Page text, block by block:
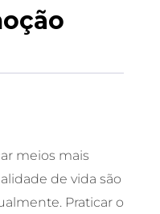
meios mais
de vida são
Praticar o